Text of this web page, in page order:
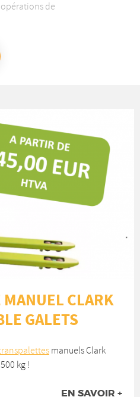
de
CLARK
GALETS
manuels Clark
kg !
EN SAVOIR +